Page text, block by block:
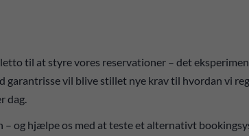
til at styre vores reservationer – det
garantrisse vil blive stillet nye krav til hvordan vi
dag.
– og hjælpe os med at teste et alternativt